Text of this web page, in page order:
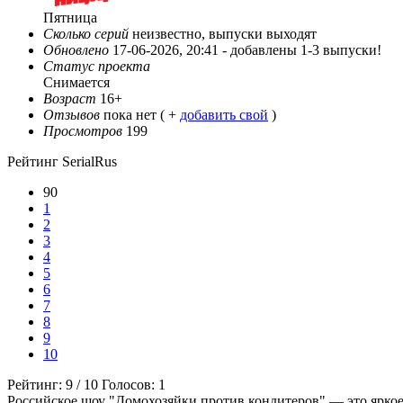
Пятница
Сколько серий неизвестно, выпуски выходят
Обновлено 17-06-2026, 20:41 - добавлены 1-3 выпуски!
Статус проекта
Снимается
Возраст 16+
Отзывов пока нет ( + добавить свой )
Просмотров 199
Рейтинг SerialRus
90
1
2
3
4
5
6
7
8
9
10
Рейтинг: 9 / 10 Голосов: 1